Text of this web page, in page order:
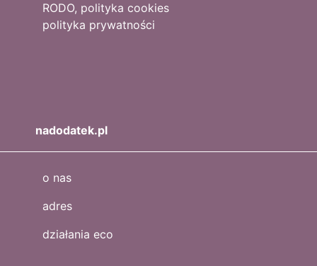
RODO, polityka cookies
polityka prywatności
nadodatek.pl
o nas
adres
działania eco